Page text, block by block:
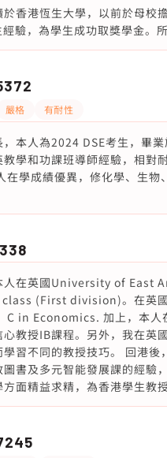
於香港恆生大學，以前於母校
經驗，為學生成功取獎學金。
嚴格 有耐性
，本人為2024 DSE考生，畢
教學和功課班導師經驗，相對
在學成績優異，修化學、生
人在英國University of East
(First division)。在英
C in Economics. 加上，本人
心教授IB課程。另外，我在英
習不同的教授技巧。 回港後
圖書及多元智能發展課的經驗
面精益求精，為香港學生教